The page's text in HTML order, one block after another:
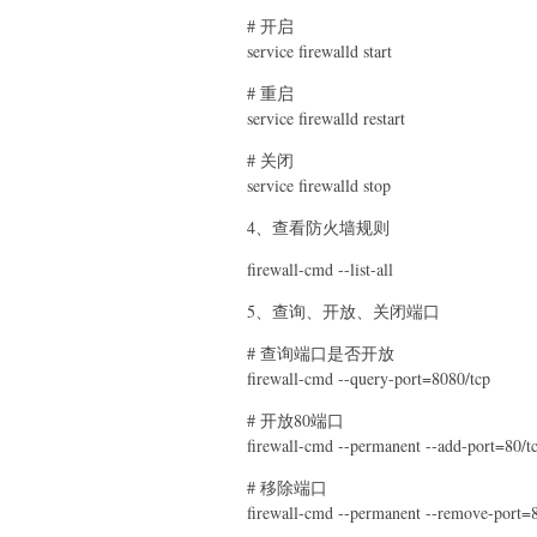
# 开启
service firewalld start
# 重启
service firewalld restart
# 关闭
service firewalld stop
4、查看防火墙规则
firewall-cmd --list-all
5、查询、开放、关闭端口
# 查询端口是否开放
firewall-cmd --query-port=8080/tcp
# 开放80端口
firewall-cmd --permanent --add-port=80/
# 移除端口
firewall-cmd --permanent --remove-